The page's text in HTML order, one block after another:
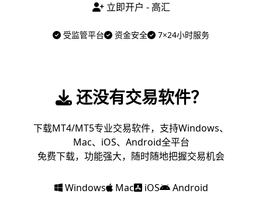
立即开户 - 高汇
受监管平台 资金安全 7×24小时服务
还没有交易软件？
下载MT4/MT5专业交易软件，支持Windows、
Mac、iOS、Android全平台
免费下载，功能强大，随时随地把握交易机会
Windows Mac iOS Android